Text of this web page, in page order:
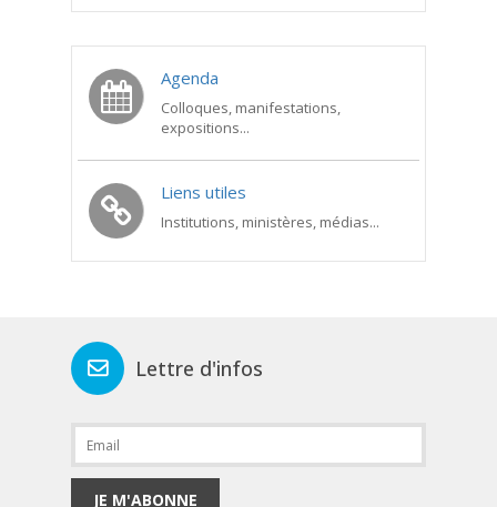
Agenda
Colloques, manifestations,
expositions...
Liens utiles
Institutions, ministères, médias...
Lettre d'infos
JE M'ABONNE